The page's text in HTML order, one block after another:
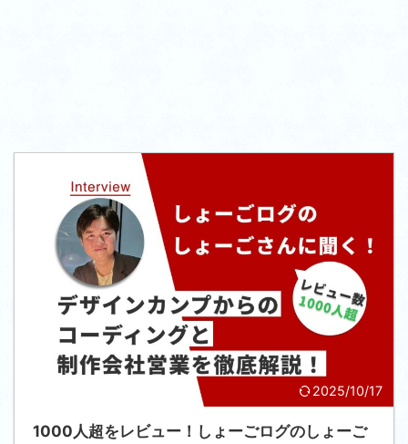
2025/10/17
1000人超をレビュー！しょーごログのしょーご